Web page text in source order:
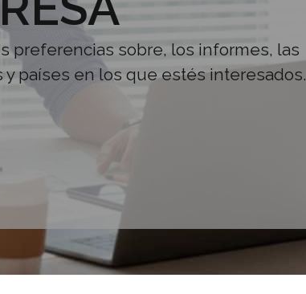
preferencias sobre, los informes, las
países en los que estés interesados.